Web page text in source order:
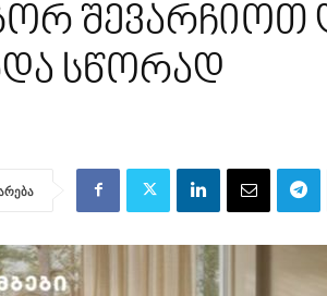
შევარჩიოთ
სწორად